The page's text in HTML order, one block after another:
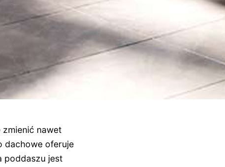
nawet
dachowe oferuje
poddaszu jest